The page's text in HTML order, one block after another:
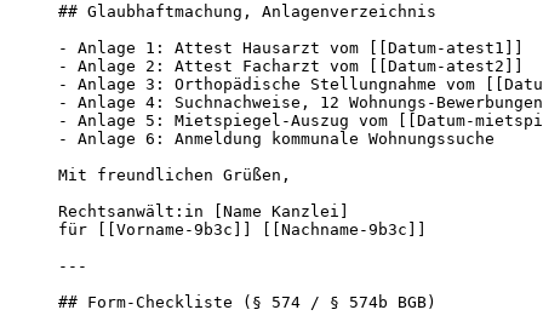
## Glaubhaftmachung, Anlagenverzeichnis
- Anlage 1: Attest Hausarzt vom [[Datum-atest1]]
- Anlage 2: Attest Facharzt vom [[Datum-atest2]]
- Anlage 3: Orthopädische Stellungnahme vom
- Anlage 4: Suchnachweise, 12 Wohnungs-Bewerbungen
- Anlage 5: Mietspiegel-Auszug vom [[Datum-
- Anlage 6: Anmeldung kommunale Wohnungssuche
Mit freundlichen Grüßen,
Rechtsanwält:in [Name Kanzlei]
für [[Vorname-9b3c]] [[Nachname-9b3c]]
---
## Form-Checkliste (§ 574 / § 574b BGB)